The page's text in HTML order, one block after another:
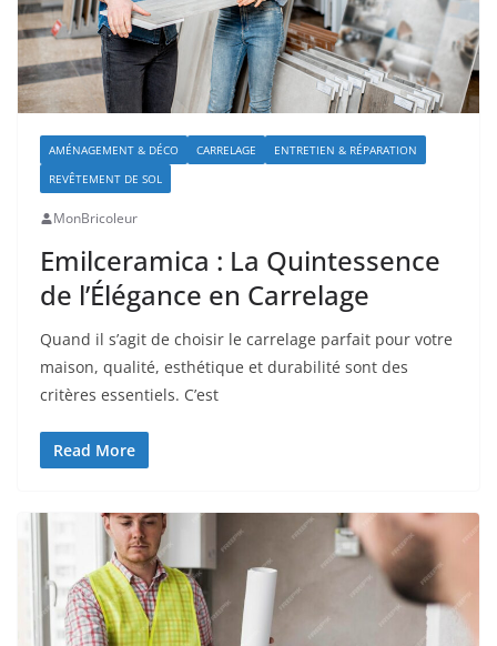
AMÉNAGEMENT & DÉCO CARRELAGE
ENTRETIEN & RÉPARATION
REVÊTEMENT DE SOL
MonBricoleur
Emilceramica : La Quintessence
de l’Élégance en Carrelage
Quand il s’agit de choisir le carrelage parfait pour votre
maison, qualité, esthétique et durabilité sont des
critères essentiels. C’est
Read More